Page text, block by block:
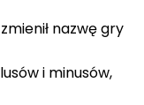
nazwę gry
i minusów,